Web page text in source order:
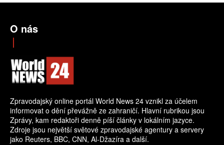
O nás
Zpravodajský online portál World News 24 vznikl za účelem
informovat o dění převážně ze zahraničí. Hlavní rubrikou jsou
Zprávy, kam redaktoři denně píší články v lokálním jazyce.
Zdroje jsou největší světové zpravodajské agentury a servery
jako Reuters, BBC, CNN, Al-Džazíra a další.